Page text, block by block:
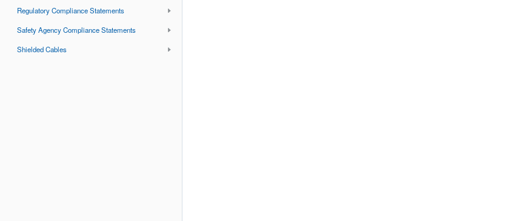
Regulatory Compliance Statements
Safety Agency Compliance Statements
Shielded Cables